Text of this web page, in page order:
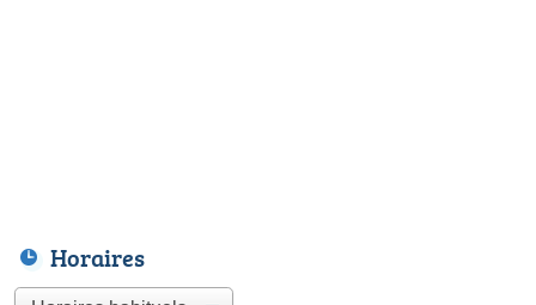
Horaires